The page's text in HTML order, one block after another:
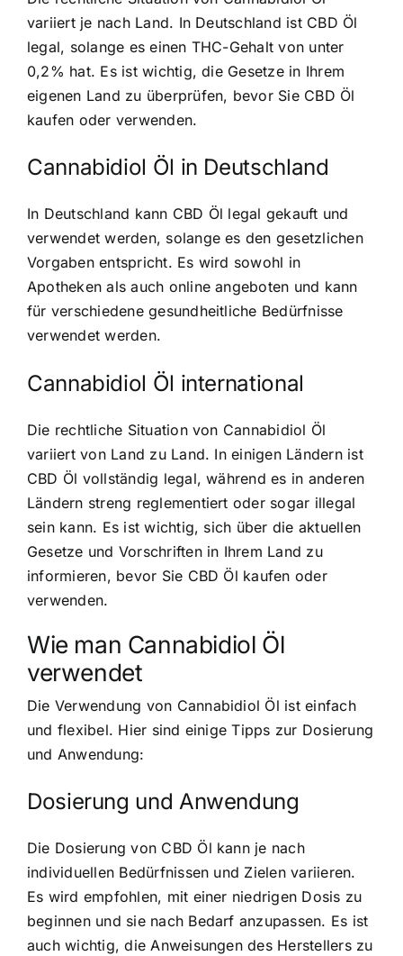
variiert je nach Land. In Deutschland ist CBD Öl
legal, solange es einen THC-Gehalt von unter
0,2% hat. Es ist wichtig, die Gesetze in Ihrem
eigenen Land zu überprüfen, bevor Sie CBD Öl
kaufen oder verwenden.
Cannabidiol Öl in Deutschland
In Deutschland kann CBD Öl legal gekauft und
verwendet werden, solange es den gesetzlichen
Vorgaben entspricht. Es wird sowohl in
Apotheken als auch online angeboten und kann
für verschiedene gesundheitliche Bedürfnisse
verwendet werden.
Cannabidiol Öl international
Die rechtliche Situation von Cannabidiol Öl
variiert von Land zu Land. In einigen Ländern ist
CBD Öl vollständig legal, während es in anderen
Ländern streng reglementiert oder sogar illegal
sein kann. Es ist wichtig, sich über die aktuellen
Gesetze und Vorschriften in Ihrem Land zu
informieren, bevor Sie CBD Öl kaufen oder
verwenden.
Wie man Cannabidiol Öl
verwendet
Die Verwendung von Cannabidiol Öl ist einfach
und flexibel. Hier sind einige Tipps zur Dosierung
und Anwendung:
Dosierung und Anwendung
Die Dosierung von CBD Öl kann je nach
individuellen Bedürfnissen und Zielen variieren.
Es wird empfohlen, mit einer niedrigen Dosis zu
beginnen und sie nach Bedarf anzupassen. Es ist
auch wichtig, die Anweisungen des Herstellers zu